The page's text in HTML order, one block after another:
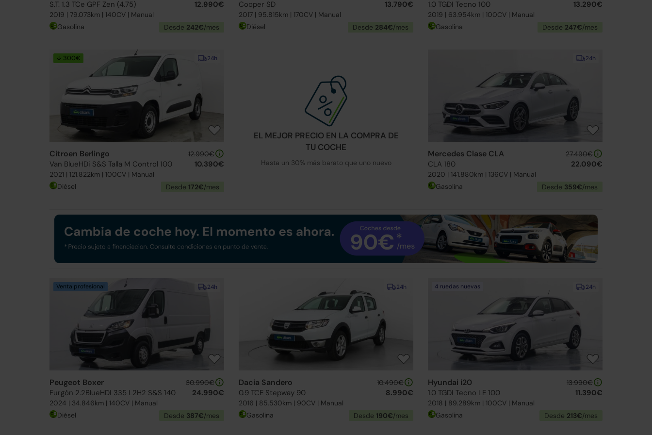
S.T. 1.3 TCe GPF Zen (4.75)
2019 | 79.073km | 140CV | Manual
12.990€
Gasolina Desde 242€/mes
Cooper SD
2017 | 95.815km | 170CV | Manual
13.790€
Diésel Desde 284€/mes
1.0 TGDI Tecno 100
2019 | 63.954km | 100CV | Manual
13.290€
Gasolina Desde 247€/mes
24h
↓ 300€
Citroen Berlingo
Van BlueHDi S&S Talla M Control 100
2021 | 121.822km | 100CV | Manual
12.990€
10.390€
Diésel Desde 172€/mes
EL MEJOR PRECIO EN LA COMPRA DE
TU COCHE
Hasta un 30% más barato que uno nuevo
24h
Mercedes Clase CLA
CLA 180
2020 | 141.880km | 136CV | Manual
27.490€
22.090€
Gasolina Desde 359€/mes
24h
Venta profesional
Peugeot Boxer
Furgón 2.2BlueHDI 335 L2H2 S&S 140
2024 | 34.846km | 140CV | Manual
30.990€
24.990€
Diésel Desde 387€/mes
24h
Dacia Sandero
0.9 TCE Stepway 90
2016 | 85.530km | 90CV | Manual
10.490€
8.990€
Gasolina Desde 190€/mes
24h
4 ruedas nuevas
Hyundai i20
1.0 TGDI Tecno LE 100
2018 | 89.289km | 100CV | Manual
13.990€
11.390€
Gasolina Desde 213€/mes